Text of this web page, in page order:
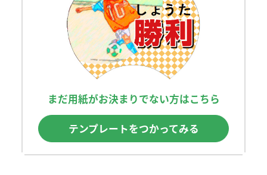
まだ用紙がお決まりでない方はこちら
テンプレートをつかってみる